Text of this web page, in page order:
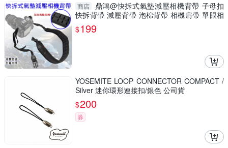
商店
鼎鴻@快拆式氣墊減壓相機背帶 子母扣
快拆背帶 減壓背帶 泡棉背帶 相機肩帶 單眼相
機掛繩 側背帶
$199
YOSEMITE LOOP CONNECTOR COMPACT /
Silver 迷你環形連接扣/銀色 公司貨
$200
券